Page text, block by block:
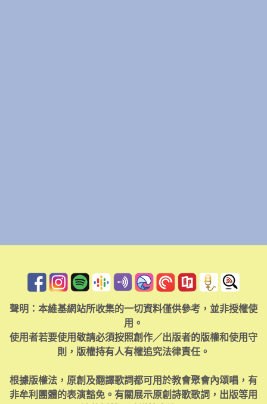
聲明：本維基網站所收集的一切資料僅供參考，並非授權使
用。
使用者若要使用敬請必須按照創作／出版者的版權和使用守
則，版權持有人有權追究法律責任。
根據版權法，原創及翻譯歌詞都可用於教會聚會內頌唱，有
非牟利團體的表演豁免。有關展示原創詩歌歌詞，出版等用